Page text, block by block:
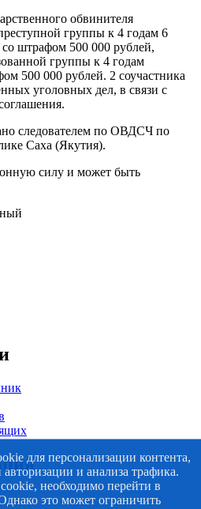
обвинителя
группы к 4 годам 6
штрафом 500 000 рублей,
группы к 4 годам
500 000 рублей. 2 соучастника
уголовных дел, в связи с
следователем по ОВДСЧ по
Саха (Якутия).
силу и может быть
для персонализации контента,
и анализа трафика.
необходимо перейти в
это может ограничить